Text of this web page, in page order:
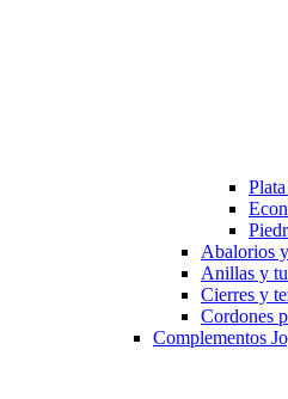
Abalorios
Anillas y
Cierres y
Cordones
Complementos